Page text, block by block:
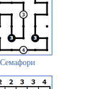
Семафори